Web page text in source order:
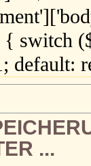
{ switch
default:
...